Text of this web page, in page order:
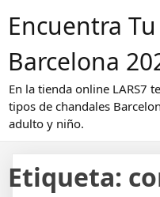
Encuentra
Barcelona
En la tienda online LARS7
tipos de chandales
adulto y niño.
Etiqueta: